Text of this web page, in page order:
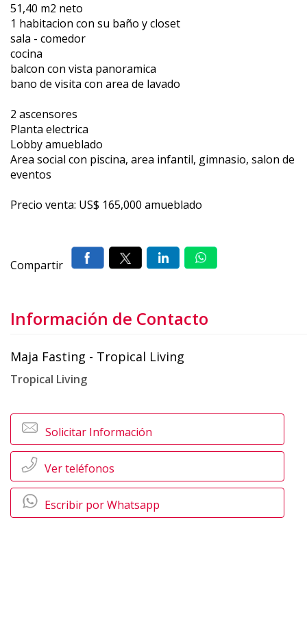
51,40 m2 neto
1 habitacion con su baño y closet
sala - comedor
cocina
balcon con vista panoramica
bano de visita con area de lavado
2 ascensores
Planta electrica
Lobby amueblado
Area social con piscina, area infantil, gimnasio, salon de
eventos
Precio venta: US$ 165,000 amueblado
Compartir
Información de Contacto
Maja Fasting - Tropical Living
Tropical Living
Solicitar Información
Ver teléfonos
Escribir por Whatsapp